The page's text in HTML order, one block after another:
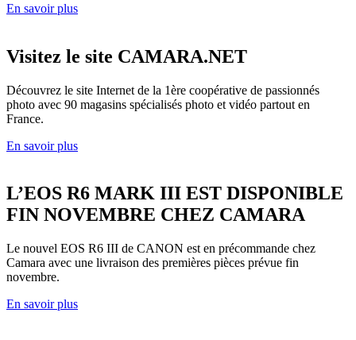
En savoir plus
Visitez le site CAMARA.NET
Découvrez le site Internet de la 1ère coopérative de passionnés
photo avec 90 magasins spécialisés photo et vidéo partout en
France.
En savoir plus
L’EOS R6 MARK III EST DISPONIBLE
FIN NOVEMBRE CHEZ CAMARA
Le nouvel EOS R6 III de CANON est en précommande chez
Camara avec une livraison des premières pièces prévue fin
novembre.
En savoir plus